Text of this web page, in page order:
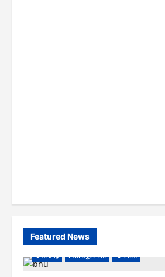
Featured News
छत्तीसगढ़
बिलासपुर जिला राजनीति